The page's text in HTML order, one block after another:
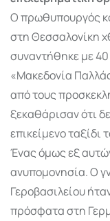
Ο πρωθυπουργός
στη Θεσσαλονίκη
συναντήθηκε με 40
«Μακεδονία
από τους
ξεκαθάρισαν ότι
επικείμενο ταξίδι
Ένας όμως εξ
ανυπομονησία. Ο
Γεροβασιλείου
πρόσφατα στη